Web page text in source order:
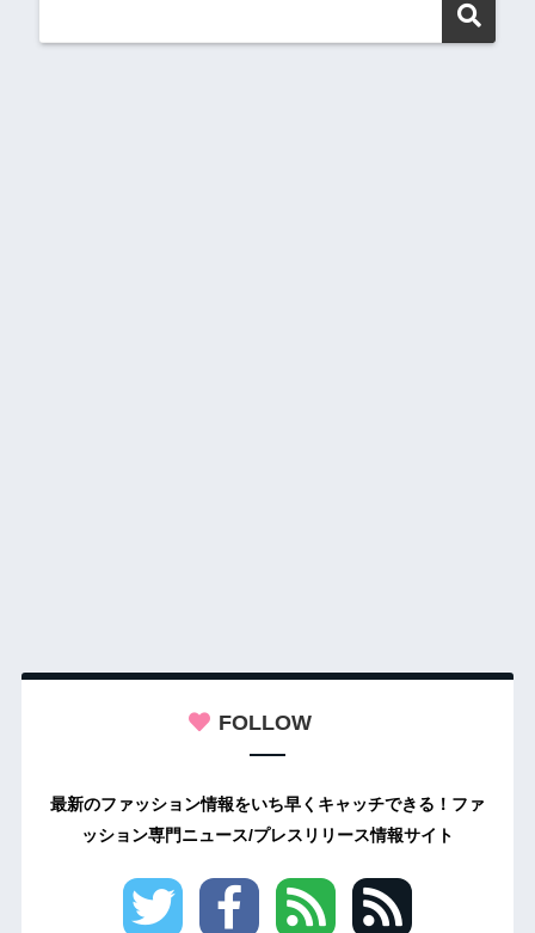
FOLLOW
最新のファッション情報をいち早くキャッチできる！ファ
ッション専門ニュース/プレスリリース情報サイト